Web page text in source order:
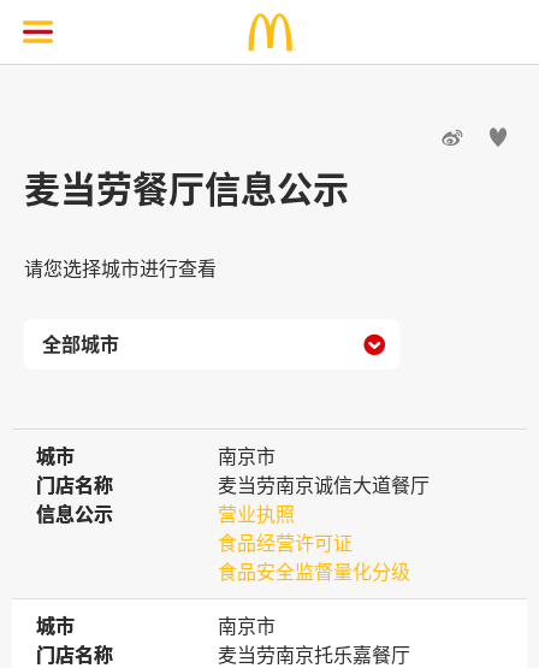
 
麦当劳餐厅信息公示
请您选择城市进行查看

城市
城市
南京市
门店名称
门店名称
麦当劳南京诚信大道餐厅
信息公示
信息公示
营业执照
食品经营许可证
食品安全监督量化分级
城市
城市
南京市
门店名称
门店名称
麦当劳南京托乐嘉餐厅